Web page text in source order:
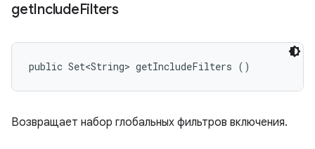
getIncludeFilters
public Set<String> getIncludeFilters ()
Возвращает набор глобальных фильтров включения.